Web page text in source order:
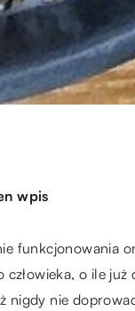
wpis
funkcjonowania
o ile
nigdy nie